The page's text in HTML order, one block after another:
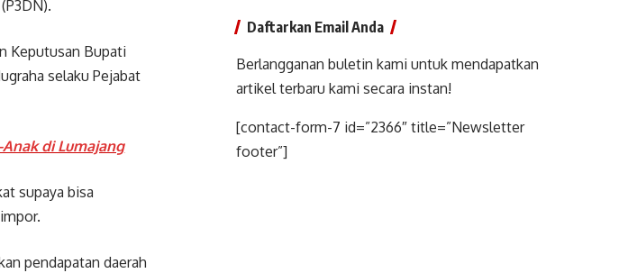
Keputusan Bupati
selaku Pejabat
di Lumajang
supaya bisa
pendapatan daerah
Daftarkan Email Anda
Berlangganan buletin kami untuk mendapatkan
artikel terbaru kami secara instan!
[contact-form-7 id=”2366″ title=”Newsletter
footer”]